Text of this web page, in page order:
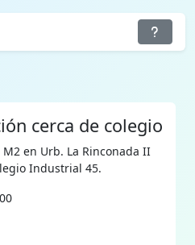
cerca de colegio
M2 en Urb. La Rinconada II
Industrial 45.